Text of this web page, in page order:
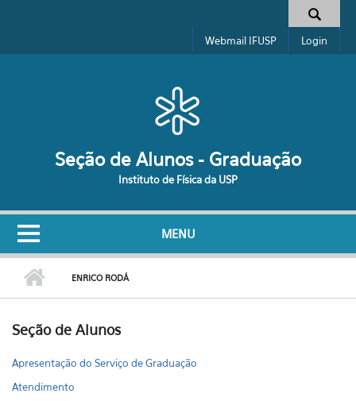
Formulário de busca
Webmail IFUSP Login
Seção de Alunos - Graduação
Instituto de Física da USP
MENU
ENRICO RODÁ
Seção de Alunos
Apresentação do Serviço de Graduação
Atendimento